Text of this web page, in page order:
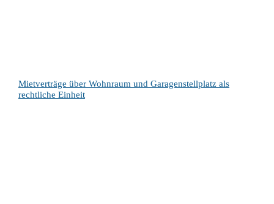
Mietverträge über Wohnraum und Garagenstellplatz als
rechtliche Einheit